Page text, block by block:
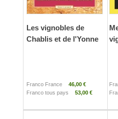
Les vignobles de
Chablis et de l'Yonne
Franco France
46,00 €
Franco tous pays
53,00 €